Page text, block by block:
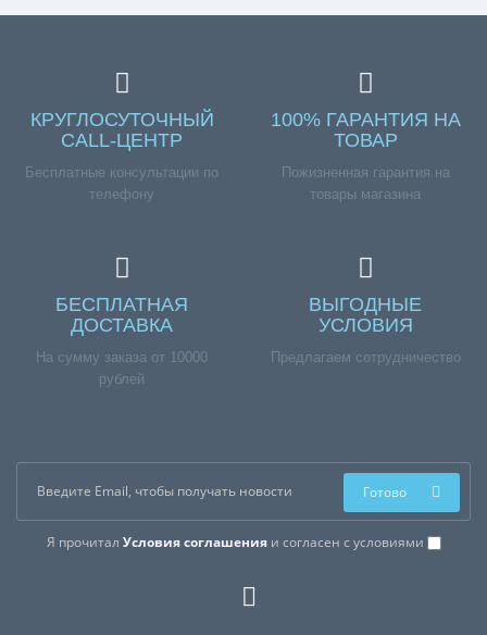
КРУГЛОСУТОЧНЫЙ
CALL-ЦЕНТР
Бесплатные консультации по
телефону
100% ГАРАНТИЯ НА
ТОВАР
Пожизненная гарантия на
товары магазина
БЕСПЛАТНАЯ
ДОСТАВКА
На сумму заказа от 10000
рублей
ВЫГОДНЫЕ
УСЛОВИЯ
Предлагаем сотрудничество
Я прочитал Условия соглашенияи согласен с условиями
Готово